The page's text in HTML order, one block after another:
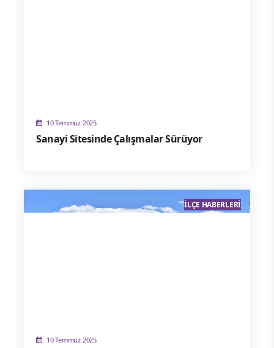
10 Temmuz 2025
Sanayi Sitesinde Çalışmalar Sürüyor
10 Temmuz 2025
İLÇE HABERLERI